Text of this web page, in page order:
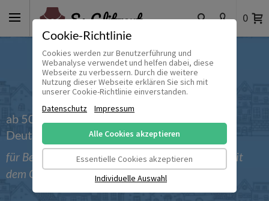
Cookie-Richtlinie
Cookies werden zur Benutzerführung und
Webanalyse verwendet und helfen dabei, diese
Webseite zu verbessern. Durch die weitere
Nutzung dieser Webseite erklären Sie sich mit
unserer Cookie-Richtlinie einverstanden.
Datenschutz
Impressum
Alle Cookies akzeptieren
Essentielle Cookies akzeptieren
Individuelle Auswahl
0
ab 50 € versandkostenfrei innerhalb
Deutschlands
für Bestellungen bis einschließlich 30.09.2026 mit
dem Gutscheincode 'Sommer_2026'